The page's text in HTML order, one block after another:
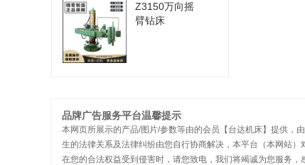
Z3150万向摇
臂钻床
品牌广告服务平台温馨提示
本网页所展示的产品/图片/参数等由的会员【台达机床】提供，
生的法律关系及法律纠纷由您自行协商解决，本平台（本网站）
在您的合法权益受到侵害时，请您致电，我们将竭诚为您服务，